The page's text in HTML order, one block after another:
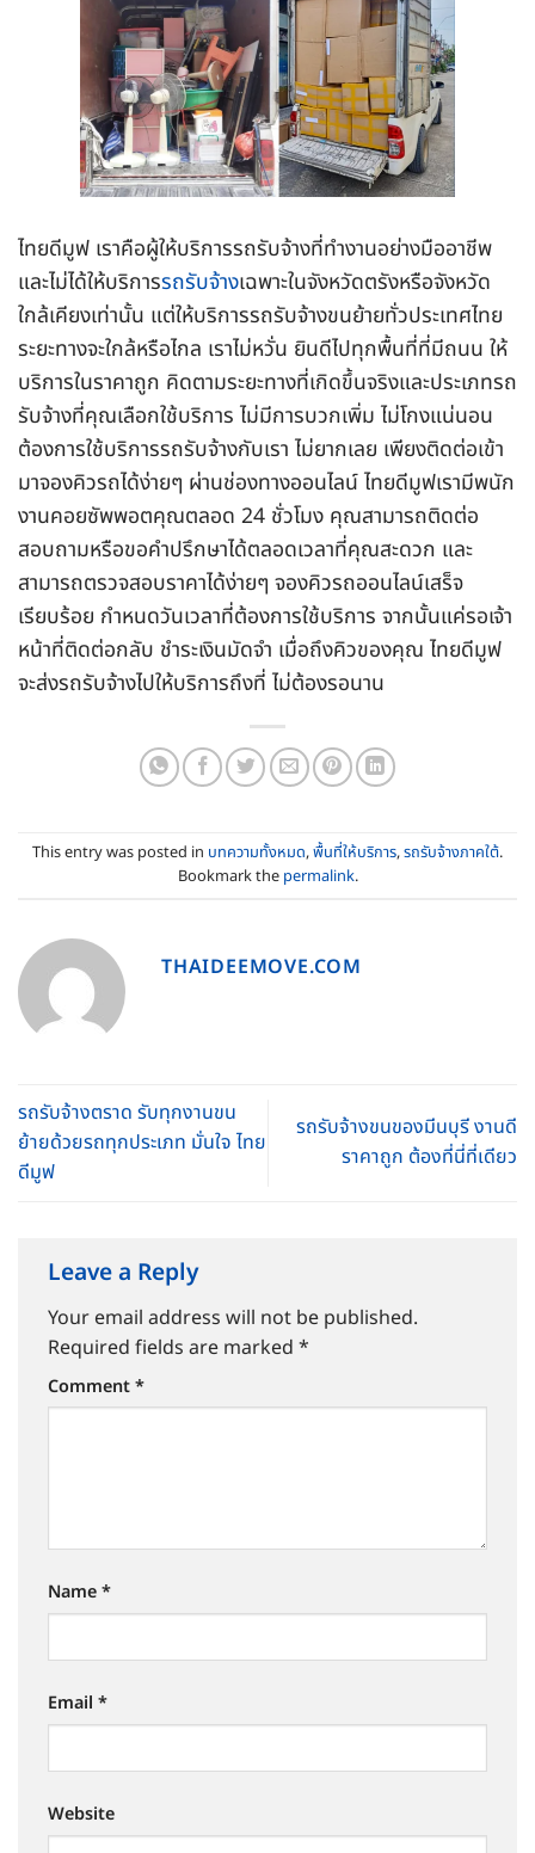
ไทยดีมูฟ เราคือผู้ให้บริการรถรับจ้างที่ทำงานอย่างมืออาชีพ
และไม่ได้ให้บริการรถรับจ้างเฉพาะในจังหวัดตรังหรือจังหวัด
ใกล้เคียงเท่านั้น แต่ให้บริการรถรับจ้างขนย้ายทั่วประเทศไทย
ระยะทางจะใกล้หรือไกล เราไม่หวั่น ยินดีไปทุกพื้นที่ที่มีถนน ให้
บริการในราคาถูก คิดตามระยะทางที่เกิดขึ้นจริงและประเภทรถ
รับจ้างที่คุณเลือกใช้บริการ ไม่มีการบวกเพิ่ม ไม่โกงแน่นอน
ต้องการใช้บริการรถรับจ้างกับเรา ไม่ยากเลย เพียงติดต่อเข้า
มาจองคิวรถได้ง่ายๆ ผ่านช่องทางออนไลน์ ไทยดีมูฟเรามีพนัก
งานคอยซัพพอตคุณตลอด 24 ชั่วโมง คุณสามารถติดต่อ
สอบถามหรือขอคำปรึกษาได้ตลอดเวลาที่คุณสะดวก และ
สามารถตรวจสอบราคาได้ง่ายๆ จองคิวรถออนไลน์เสร็จ
เรียบร้อย กำหนดวันเวลาที่ต้องการใช้บริการ จากนั้นแค่รอเจ้า
หน้าที่ติดต่อกลับ ชำระเงินมัดจำ เมื่อถึงคิวของคุณ ไทยดีมูฟ
จะส่งรถรับจ้างไปให้บริการถึงที่ ไม่ต้องรอนาน
This entry was posted in บทความทั้งหมด,พื้นที่ให้บริการ,รถรับจ้างภาคใต้.
Bookmark the permalink.
THAIDEEMOVE.COM
รถรับจ้างตราด รับทุกงานขน
ย้ายด้วยรถทุกประเภท มั่นใจ ไทย
ดีมูฟ
รถรับจ้างขนของมีนบุรี งานดี
ราคาถูก ต้องที่นี่ที่เดียว
Leave a Reply
Your email address will not be published.
Required fields are marked *
Comment*
Name*
Email *
Website